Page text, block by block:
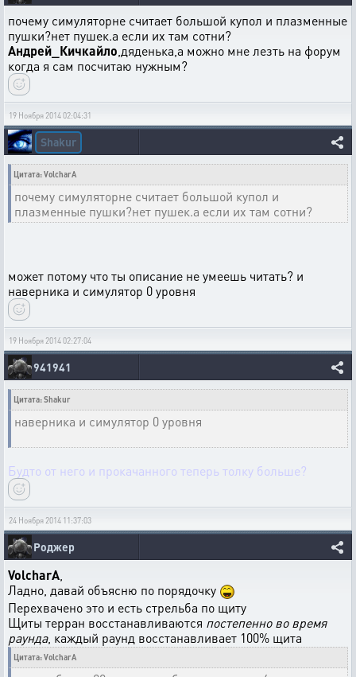
почему симуляторне считает большой купол и плазменные
пушки?нет пушек.а если их там сотни?
Андрей_Кичкайло ,дяденька,а можно мне лезть на форум
когда я сам посчитаю нужным?
19 Ноября 2014 02:04:31
Shakur
Цитата: VolcharA
почему симуляторне считает большой купол и
плазменные пушки?нет пушек.а если их там сотни?
может потому что ты описание не умеешь читать? и
наверника и симулятор 0 уровня
19 Ноября 2014 02:27:04
941941
Цитата: Shakur
наверника и симулятор 0 уровня
Будто от него и прокачанного теперь толку больше?
24 Ноября 2014 11:37:03
Роджер
VolcharA
Ладно, давай объясню по порядочку
Перехвачено это и есть стрельба по щиту
Щиты терран восстанавливаются постепенно во время
раунда, каждый раунд восстанавливает 100% щита
Цитата: VolcharA